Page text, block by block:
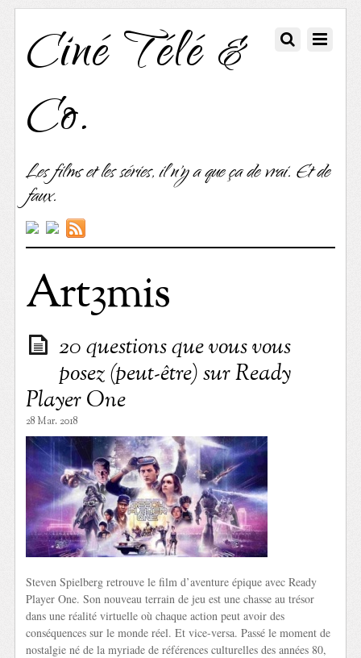
Ciné Télé &
Co.
Les films et les séries, il n'y a que ça de vrai. Et de
faux.
Art3mis
20 questions que vous vous
posez (peut-être) sur Ready
Player One
28 Mar. 2018
Steven Spielberg retrouve le film d’aventure épique avec Ready
Player One. Son nouveau terrain de jeu est une chasse au trésor
dans une réalité virtuelle où chaque action peut avoir des
conséquences sur le monde réel. Et vice-versa. Passé le moment de
nostalgie né de la myriade de références culturelles des années 80,